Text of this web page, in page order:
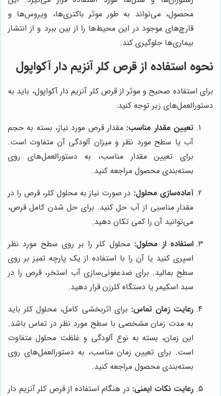
محصول، می‌تواند به طور موثر باکتری‌ها، ویروس‌ها و
قارچ‌های موجود در این محیط‌ها را از بین ببرد و از انتشار
بیماری‌ها جلوگیری کند.
نحوه استفاده از قرص کلر آنزیم دار آکواپول
برای استفاده صحیح و موثر از قرص کلر آنزیم دار آکواپول، باید به
دستورالعمل‌های زیر توجه کنید:
تعیین مقدار مناسب: مقدار قرص مورد نیاز، بسته به حجم
آب یا سطح مورد نظر و میزان آلودگی آن متفاوت است.
برای تعیین مقدار مناسب، به دستورالعمل‌های روی
بسته‌بندی محصول مراجعه کنید.
آماده‌سازی محلول: در صورت نیاز به محلول کلر، قرص را در
مقدار مناسبی از آب حل کنید. برای حل شدن کامل قرص،
می‌توانید آن را کمی تکان دهید.
استفاده از محلول: محلول کلر را بر روی سطح مورد نظر
اسپری کنید یا آن را با استفاده از یک پارچه تمیز بر روی
سطح بمالید. برای ضدعفونی‌سازی آب استخر، قرص را در
سبد اسکیمر یا دستگاه کلرزن قرار دهید.
رعایت زمان تماس: برای اثربخشی کامل، محلول کلر باید
به مدت زمان مشخصی با سطح مورد نظر در تماس باشد.
این زمان، بسته به نوع آلودگی و غلظت محلول متفاوت
است. برای تعیین زمان مناسب، به دستورالعمل‌های روی
بسته‌بندی محصول مراجعه کنید.
رعایت نکات ایمنی: در هنگام استفاده از قرص کلر آنزیم دار